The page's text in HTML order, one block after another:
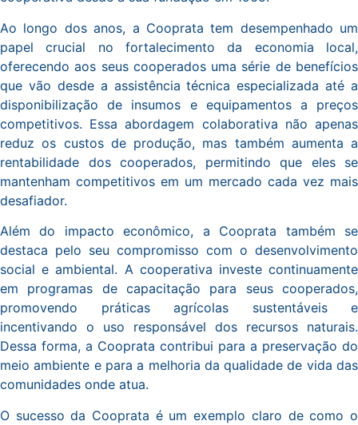
Ao longo dos anos, a Cooprata tem desempenhado um
papel crucial no fortalecimento da economia local,
oferecendo aos seus cooperados uma série de benefícios
que vão desde a assistência técnica especializada até a
disponibilização de insumos e equipamentos a preços
competitivos. Essa abordagem colaborativa não apenas
reduz os custos de produção, mas também aumenta a
rentabilidade dos cooperados, permitindo que eles se
mantenham competitivos em um mercado cada vez mais
desafiador.
Além do impacto econômico, a Cooprata também se
destaca pelo seu compromisso com o desenvolvimento
social e ambiental. A cooperativa investe continuamente
em programas de capacitação para seus cooperados,
promovendo práticas agrícolas sustentáveis e
incentivando o uso responsável dos recursos naturais.
Dessa forma, a Cooprata contribui para a preservação do
meio ambiente e para a melhoria da qualidade de vida das
comunidades onde atua.
O sucesso da Cooprata é um exemplo claro de como o